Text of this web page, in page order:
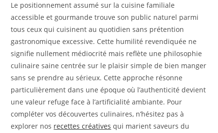
Le positionnement assumé sur la cuisine familiale
accessible et gourmande trouve son public naturel parmi
tous ceux qui cuisinent au quotidien sans prétention
gastronomique excessive. Cette humilité revendiquée ne
signifie nullement médiocrité mais reflète une philosophie
culinaire saine centrée sur le plaisir simple de bien manger
sans se prendre au sérieux. Cette approche résonne
particulièrement dans une époque où l’authenticité devient
une valeur refuge face à l’artificialité ambiante. Pour
compléter vos découvertes culinaires, n’hésitez pas à
explorer nos recettes créatives qui marient saveurs du